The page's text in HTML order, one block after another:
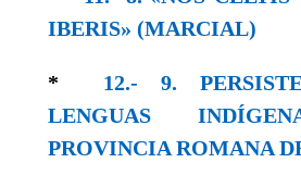
IBERIS» (MARCIAL)
* 12.- 9.
LENGUAS
PROVINCIA ROMANA